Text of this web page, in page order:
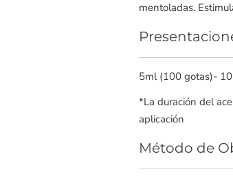
mentoladas.
5ml (100 gotas)-
*La duración del
aplicación
Método de